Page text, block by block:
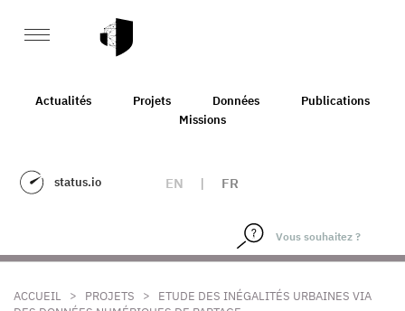
Actualités Projets Données
Publications
Missions
status.io EN | FR
ACCUEIL > PROJETS >
ETUDE DES INÉGALITÉS URBAINES VIA